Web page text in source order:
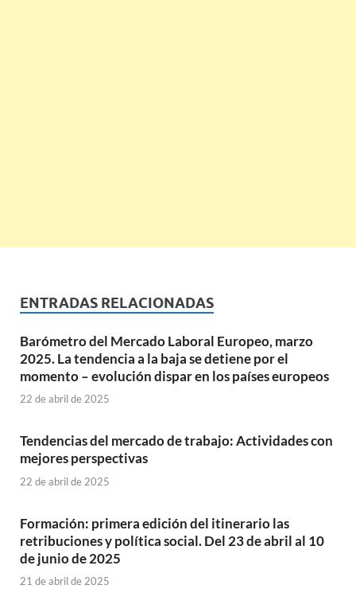
ENTRADAS RELACIONADAS
Barómetro del Mercado Laboral Europeo, marzo
2025. La tendencia a la baja se detiene por el
momento – evolución dispar en los países europeos
22 de abril de 2025
Tendencias del mercado de trabajo: Actividades con
mejores perspectivas
22 de abril de 2025
Formación: primera edición del itinerario las
retribuciones y política social. Del 23 de abril al 10
de junio de 2025
21 de abril de 2025